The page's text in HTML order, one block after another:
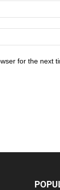
for the next